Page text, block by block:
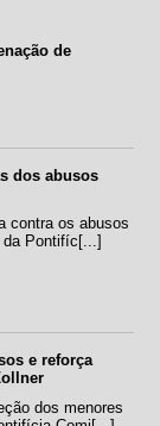
de
dos abusos
contra os abusos
da Pontifíc[...]
e reforça
dos menores